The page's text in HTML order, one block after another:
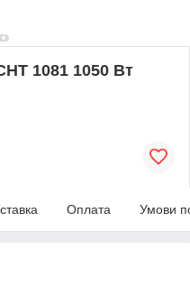
1081 1050 Вт
Оплата Умови